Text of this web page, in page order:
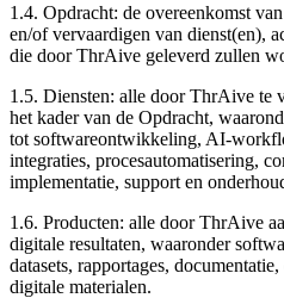
1.4. Opdracht: de overeenkomst
en/of vervaardigen van dienst(en),
die door ThrAive geleverd zullen
1.5. Diensten: alle door ThrAive te
het kader van de Opdracht,
tot softwareontwikkeling, AI-
integraties, procesautomatisering,
implementatie, support en
1.6. Producten: alle door ThrAive
digitale resultaten, waaronder
datasets, rapportages,
digitale materialen.